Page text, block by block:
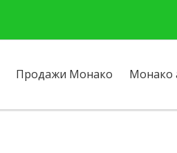
Продажи Монако Монако